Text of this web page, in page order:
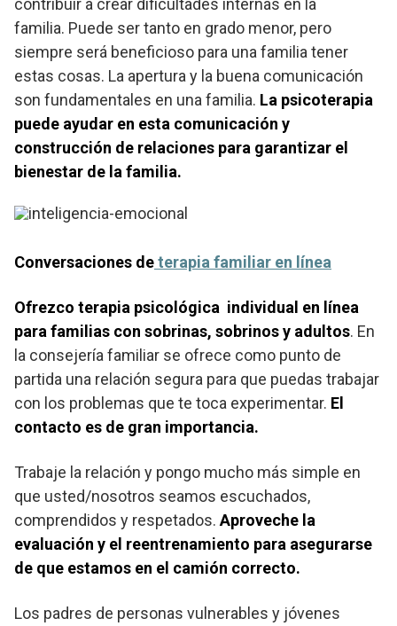
contribuir a crear dificultades internas en la
familia. Puede ser tanto en grado menor, pero
siempre será beneficioso para una familia tener
estas cosas. La apertura y la buena comunicación
son fundamentales en una familia. La psicoterapia
puede ayudar en esta comunicación y
construcción de relaciones para garantizar el
bienestar de la familia.
Conversaciones deterapia familiar en línea
Ofrezco terapia psicológica individual en línea
para familias con sobrinas, sobrinos y adultos. En
la consejería familiar se ofrece como punto de
partida una relación segura para que puedas trabajar
con los problemas que te toca experimentar. El
contacto es de gran importancia.
Trabaje la relación y pongo mucho más simple en
que usted/nosotros seamos escuchados,
comprendidos y respetados. Aproveche la
evaluación y el reentrenamiento para asegurarse
de que estamos en el camión correcto.
Los padres de personas vulnerables y jóvenes